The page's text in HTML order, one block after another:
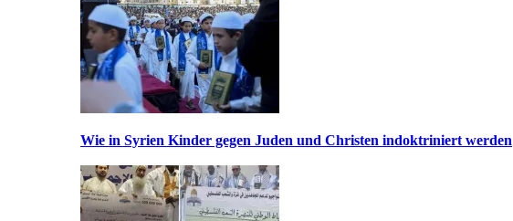
Wie in Syrien Kinder gegen Juden und Christen indoktriniert werden